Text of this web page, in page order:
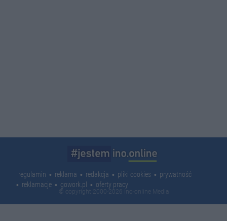
regulamin reklama redakcja pliki cookies
prywatność
reklamacje
gowork.pl oferty pracy
© copyright 2000-2026 Ino-online Media